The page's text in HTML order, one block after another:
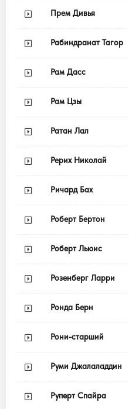
Прем Дивья
Рабиндранат Тагор
Рам Дасс
Рам Цзы
Ратан Лал
Рерих Николай
Ричард Бах
Роберт Бертон
Роберт Льюис
Розенберг Ларри
Ронда Берн
Рони-старший
Руми Джалаладдин
Руперт Спайра